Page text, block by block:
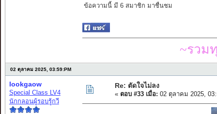
ข้อความนี้ มี 6 สมาชิก มาชื่นชม
~รวม
02 ตุลาคม 2025, 03:59:PM
lookgaow
Special Class LV4
นักกลอนผู้รอบรู้กวี
Re: ตัดใจไม่ลง
« ตอบ #33 เมื่อ: 02 ตุลาคม 2025,